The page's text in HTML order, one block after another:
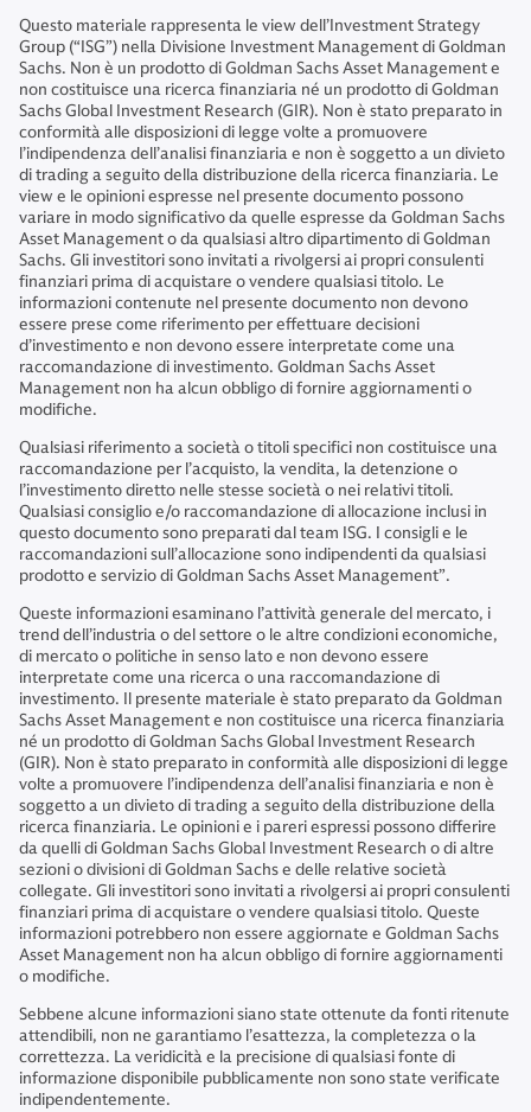
Questo materiale rappresenta le view dell’Investment Strategy
Group (“ISG”) nella Divisione Investment Management di Goldman
Sachs. Non è un prodotto di Goldman Sachs Asset Management e
non costituisce una ricerca finanziaria né un prodotto di Goldman
Sachs Global Investment Research (GIR). Non è stato preparato in
conformità alle disposizioni di legge volte a promuovere
l’indipendenza dell’analisi finanziaria e non è soggetto a un divieto
di trading a seguito della distribuzione della ricerca finanziaria. Le
view e le opinioni espresse nel presente documento possono
variare in modo significativo da quelle espresse da Goldman Sachs
Asset Management o da qualsiasi altro dipartimento di Goldman
Sachs. Gli investitori sono invitati a rivolgersi ai propri consulenti
finanziari prima di acquistare o vendere qualsiasi titolo. Le
informazioni contenute nel presente documento non devono
essere prese come riferimento per effettuare decisioni
d’investimento e non devono essere interpretate come una
raccomandazione di investimento. Goldman Sachs Asset
Management non ha alcun obbligo di fornire aggiornamenti o
modifiche.
Qualsiasi riferimento a società o titoli specifici non costituisce una
raccomandazione per l’acquisto, la vendita, la detenzione o
l’investimento diretto nelle stesse società o nei relativi titoli.
Qualsiasi consiglio e/o raccomandazione di allocazione inclusi in
questo documento sono preparati dal team ISG. I consigli e le
raccomandazioni sull’allocazione sono indipendenti da qualsiasi
prodotto e servizio di Goldman Sachs Asset Management”.
Queste informazioni esaminano l’attività generale del mercato, i
trend dell’industria o del settore o le altre condizioni economiche,
di mercato o politiche in senso lato e non devono essere
interpretate come una ricerca o una raccomandazione di
investimento. Il presente materiale è stato preparato da Goldman
Sachs Asset Management e non costituisce una ricerca finanziaria
né un prodotto di Goldman Sachs Global Investment Research
(GIR). Non è stato preparato in conformità alle disposizioni di legge
volte a promuovere l’indipendenza dell’analisi finanziaria e non è
soggetto a un divieto di trading a seguito della distribuzione della
ricerca finanziaria. Le opinioni e i pareri espressi possono differire
da quelli di Goldman Sachs Global Investment Research o di altre
sezioni o divisioni di Goldman Sachs e delle relative società
collegate. Gli investitori sono invitati a rivolgersi ai propri consulenti
finanziari prima di acquistare o vendere qualsiasi titolo. Queste
informazioni potrebbero non essere aggiornate e Goldman Sachs
Asset Management non ha alcun obbligo di fornire aggiornamenti
o modifiche.
Sebbene alcune informazioni siano state ottenute da fonti ritenute
attendibili, non ne garantiamo l’esattezza, la completezza o la
correttezza. La veridicità e la precisione di qualsiasi fonte di
informazione disponibile pubblicamente non sono state verificate
indipendentemente.